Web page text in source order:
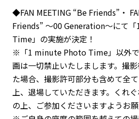
◆FAN MEETING “Be Friends”・
Friends” 〜00 Generation〜にて
Time」の実施が決定！
※「1 minute Photo Time」以外
画は一切禁止いたしまします。撮
た場合、撮影許可部分も含めて全
上、退場していただきます。くれ
の上、ご参加くださいますようお願